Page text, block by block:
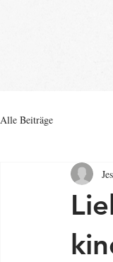
Alle Beiträge